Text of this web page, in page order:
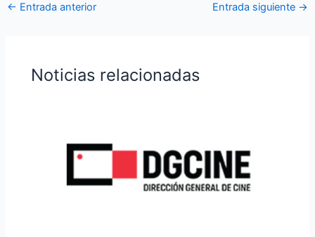
← Entrada anterior Entrada siguiente →
Noticias relacionadas